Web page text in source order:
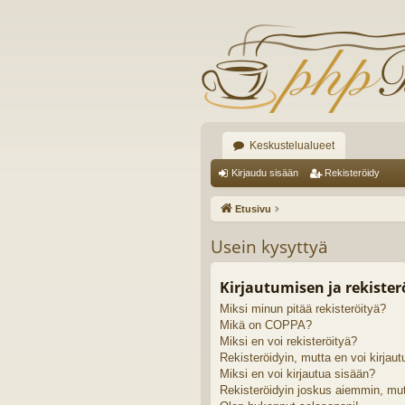
Keskustelualueet
Kirjaudu sisään Rekisteröidy
Etusivu
Usein kysyttyä
Kirjautumisen ja
Miksi minun pitää rekisteröityä?
Mikä on COPPA?
Miksi en voi rekisteröityä?
Rekisteröidyin, mutta en voi
Miksi en voi kirjautua sisään?
Rekisteröidyin joskus aiemmin,